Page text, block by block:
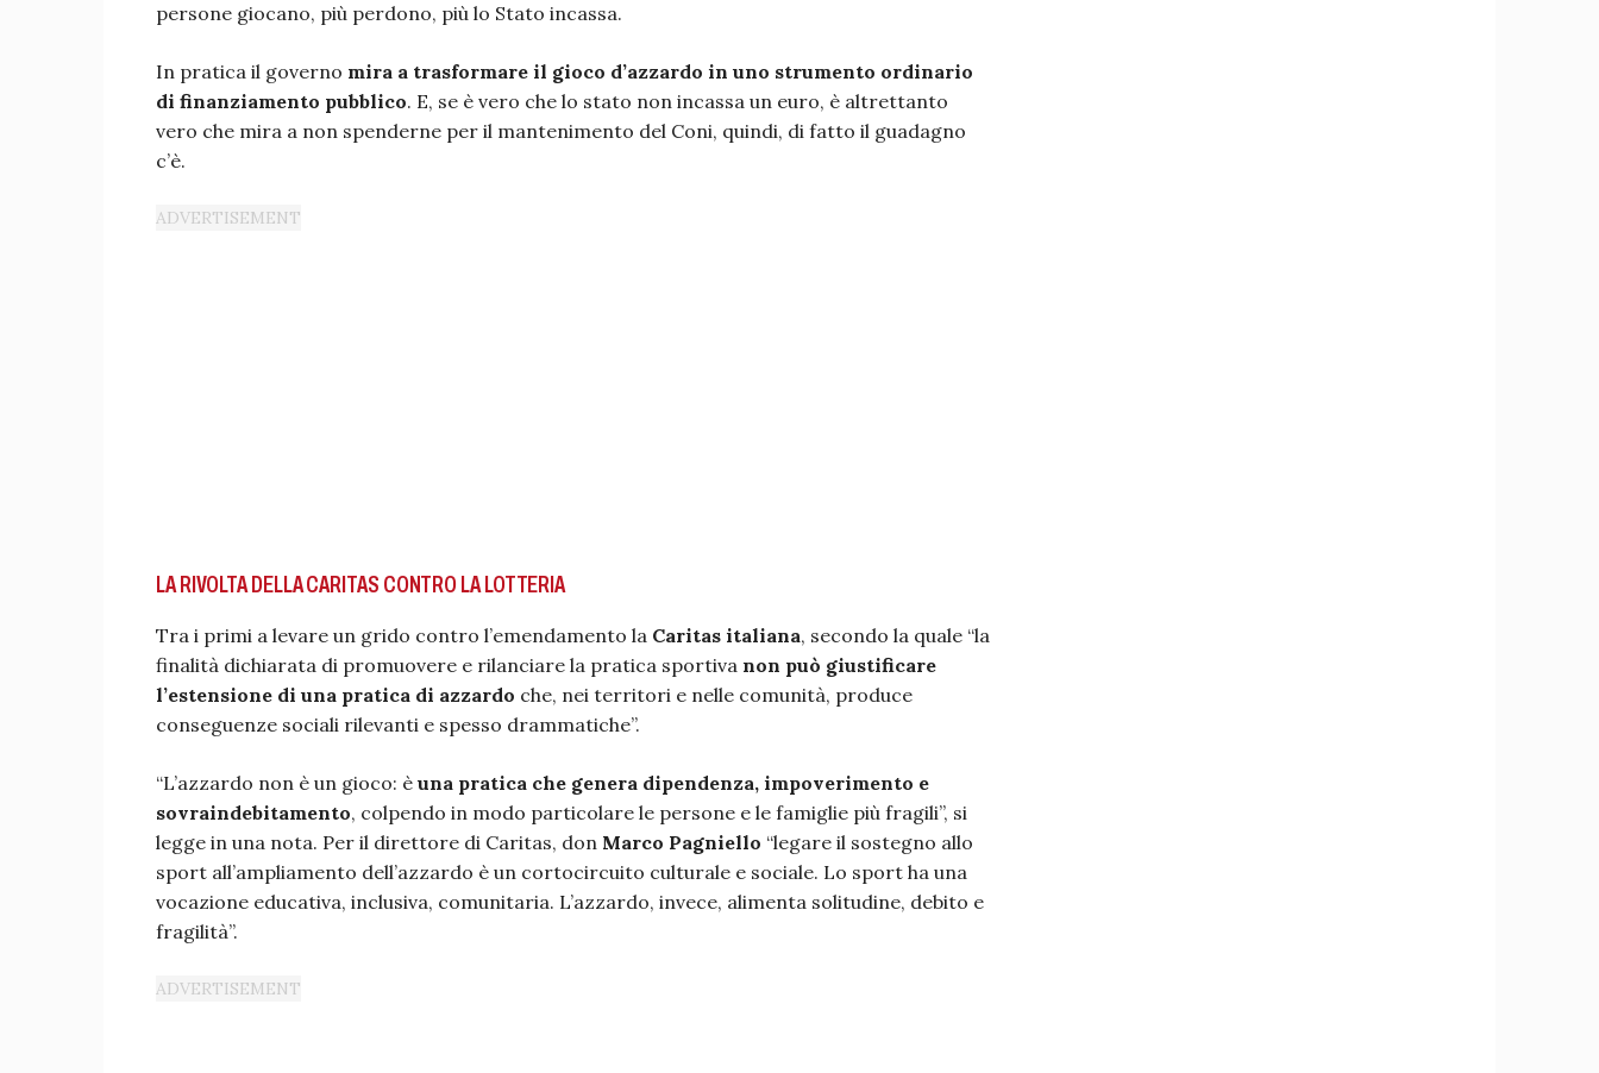
persone giocano, più perdono, più lo Stato incassa.
In pratica il governo mira a trasformare il gioco d’azzardo in uno strumento ordinario
di finanziamento pubblico. E, se è vero che lo stato non incassa un euro, è altrettanto
vero che mira a non spenderne per il mantenimento del Coni, quindi, di fatto il guadagno
c’è.
LA RIVOLTA DELLA CARITAS CONTRO LA LOTTERIA
Tra i primi a levare un grido contro l’emendamento la Caritas italiana, secondo la quale “la
finalità dichiarata di promuovere e rilanciare la pratica sportiva non può giustificare
l’estensione di una pratica di azzardo che, nei territori e nelle comunità, produce
conseguenze sociali rilevanti e spesso drammatiche”.
“L’azzardo non è un gioco: è una pratica che genera dipendenza, impoverimento e
sovraindebitamento, colpendo in modo particolare le persone e le famiglie più fragili”, si
legge in una nota. Per il direttore di Caritas, don Marco Pagniello “legare il sostegno allo
sport all’ampliamento dell’azzardo è un cortocircuito culturale e sociale. Lo sport ha una
vocazione educativa, inclusiva, comunitaria. L’azzardo, invece, alimenta solitudine, debito e
fragilità”.